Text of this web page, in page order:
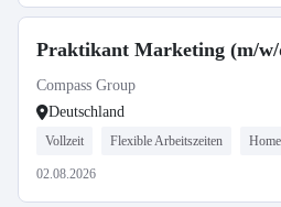
Praktikant Marketing (m/
Compass Group
Deutschland
Vollzeit Flexible Arbeitszeiten
02.08.2026